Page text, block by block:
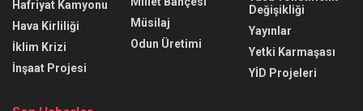
Hafriyat Kamyonu
Hava Kirliliği
İklim Krizi
İnşaat Projesi
Müsilaj
Odun Üretimi
Değişikliği
Yayınlar
Yetki Karmaşası
YİD Projeleri